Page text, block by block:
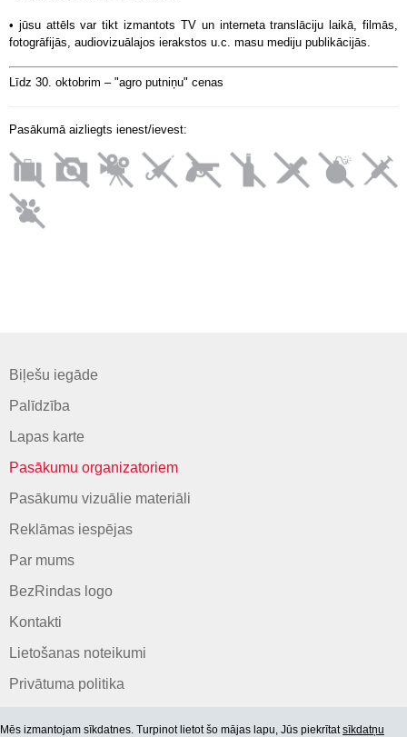
• jūsu attēls var tikt izmantots TV un interneta translāciju laikā, filmās,
fotogrāfijās, audiovizuālajos ierakstos u.c. masu mediju publikācijās.
Līdz 30. oktobrim – "agro putniņu" cenas
Pasākumā aizliegts ienest/ievest:
Biļešu iegāde
Palīdzība
Lapas karte
Pasākumu organizatoriem
Pasākumu vizuālie materiāli
Reklāmas iespējas
Par mums
BezRindas logo
Kontakti
Lietošanas noteikumi
Privātuma politika
Mēs izmantojam sīkdatnes. Turpinot lietot šo mājas lapu, Jūs piekrītatsīkdatņu